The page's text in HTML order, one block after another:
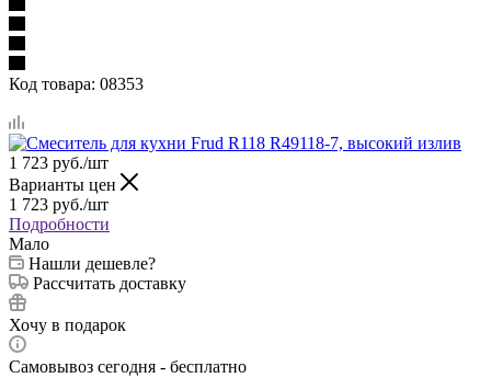
Код товара: 08353
1 723 руб./шт
Варианты цен
1 723 руб./шт
Подробности
Мало
Нашли дешевле?
Рассчитать доставку
Хочу в подарок
Самовывоз сегодня - бесплатно